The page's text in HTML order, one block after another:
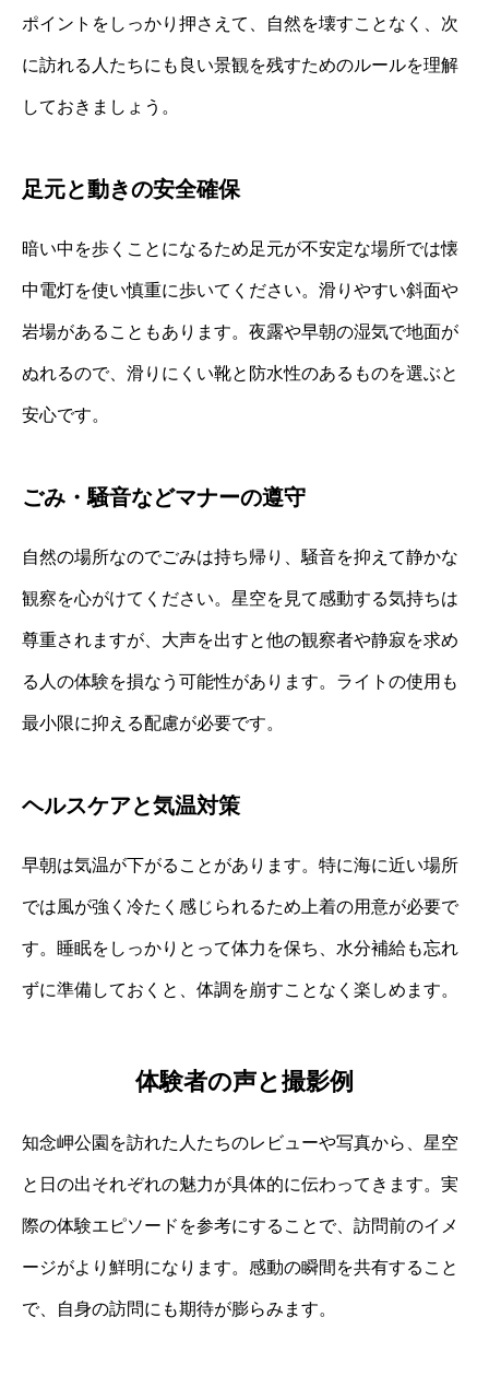
ポイントをしっかり押さえて、自然を壊すことなく、次
に訪れる人たちにも良い景観を残すためのルールを理解
しておきましょう。
足元と動きの安全確保
暗い中を歩くことになるため足元が不安定な場所では懐
中電灯を使い慎重に歩いてください。滑りやすい斜面や
岩場があることもあります。夜露や早朝の湿気で地面が
ぬれるので、滑りにくい靴と防水性のあるものを選ぶと
安心です。
ごみ・騒音などマナーの遵守
自然の場所なのでごみは持ち帰り、騒音を抑えて静かな
観察を心がけてください。星空を見て感動する気持ちは
尊重されますが、大声を出すと他の観察者や静寂を求め
る人の体験を損なう可能性があります。ライトの使用も
最小限に抑える配慮が必要です。
ヘルスケアと気温対策
早朝は気温が下がることがあります。特に海に近い場所
では風が強く冷たく感じられるため上着の用意が必要で
す。睡眠をしっかりとって体力を保ち、水分補給も忘れ
ずに準備しておくと、体調を崩すことなく楽しめます。
体験者の声と撮影例
知念岬公園を訪れた人たちのレビューや写真から、星空
と日の出それぞれの魅力が具体的に伝わってきます。実
際の体験エピソードを参考にすることで、訪問前のイメ
ージがより鮮明になります。感動の瞬間を共有すること
で、自身の訪問にも期待が膨らみます。